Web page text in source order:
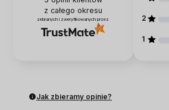
z całego okresu
zebranych i zweryfikowanych przez 2
1
Jak zbieramy opinie?